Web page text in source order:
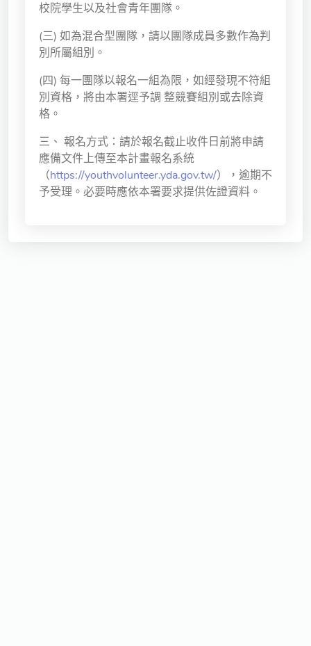
校院學生以及社會青年團隊。
(三) 如為混合型團隊，請以團隊成員多數作為判
別所屬組別。
(四) 每一團隊以報名一組為限，如經發現不符組
別資格，將由本署逕予調 整競賽組別或去除資
格。
三、 報名方式：請於報名截止收件日前將申請
應備文件上傳至本計畫報名系統
（https://youthvolunteer.yda.gov.tw/），逾期不
予受理。必要時應依本署要求提供佐證資料。